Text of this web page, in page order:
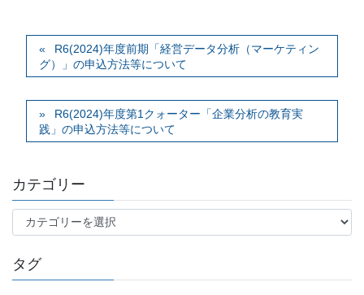
R6(2024)年度前期「経営データ分析（マーケティン
グ）」の申込方法等について
R6(2024)年度第1クォーター「企業分析の教育実
践」の申込方法等について
カテゴリー
テ
リ
ー
タグ